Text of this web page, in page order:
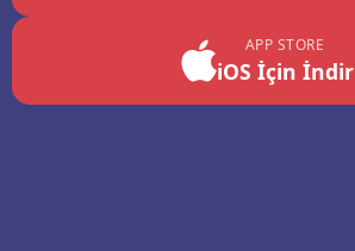
APP STORE
iOS İçin İndir